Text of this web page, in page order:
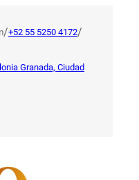
/+52 55 5250 4172/
Granada, Ciudad